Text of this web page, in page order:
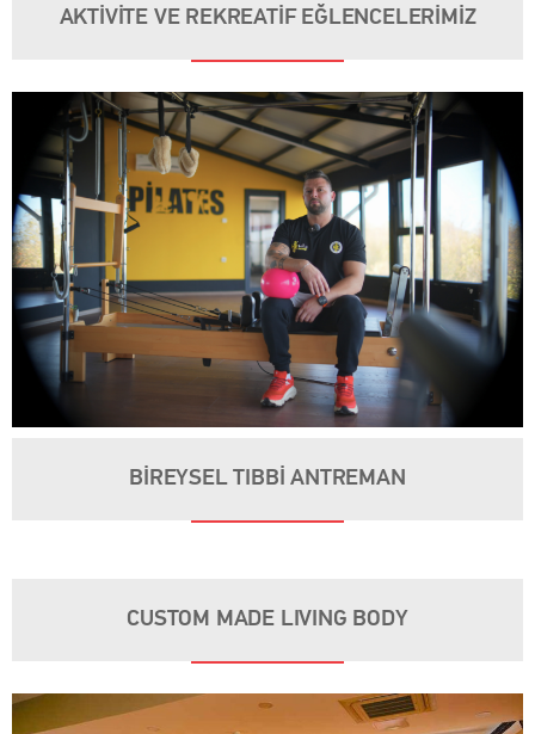
AKTİVİTE VE REKREATİF EĞLENCELERİMİZ
BİREYSEL TIBBİ ANTREMAN
CUSTOM MADE LIVING BODY